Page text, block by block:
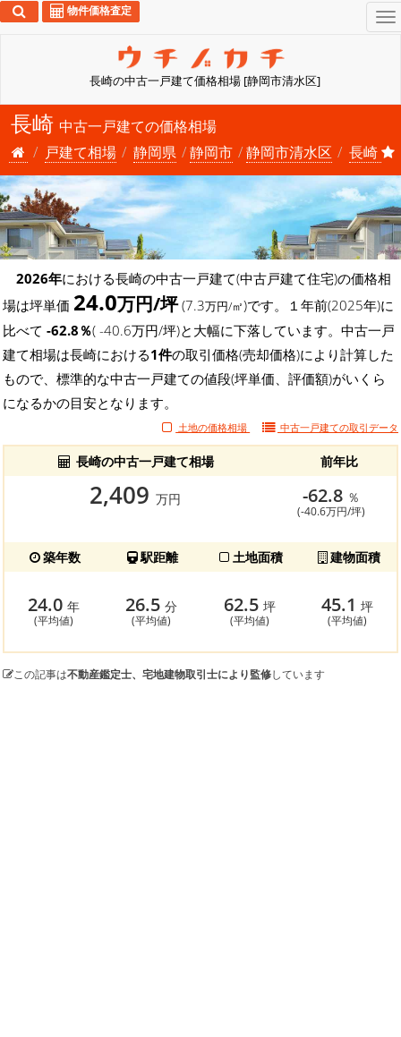
長崎の中古一戸建て価格相場 [静岡市清水区]
物件価格査定
長崎 中古一戸建ての価格相場
戸建て相場
静岡県 静岡市 静岡市清水区 長崎
2026年における長崎の中古一戸建て(中古戸建て住宅)の価格相
場は坪単価 24.0万円/坪(7.3万円/㎡)です。１年前(2025年)に
比べて -62.8％( -40.6万円/坪)と大幅に下落しています。中古一戸
建て相場は長崎における1件の取引価格(売却価格)により計算した
もので、標準的な中古一戸建ての値段(坪単価、評価額)がいくら
になるかの目安となります。
土地の価格相場 中古一戸建ての取引データ
長崎の中古一戸建て相場 前年比
2,409 万円 -62.8 ％
(-40.6万円/坪)
築年数 駅距離 土地面積 建物面積
24.0 年
(平均値)
26.5分
(平均値)
62.5 坪
(平均値)
45.1坪
(平均値)
この記事は不動産鑑定士、宅地建物取引士により監修しています